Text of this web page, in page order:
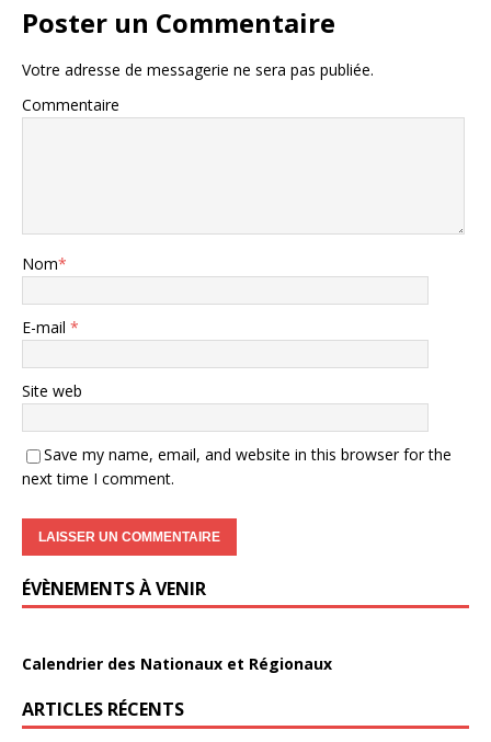
Poster un Commentaire
Votre adresse de messagerie ne sera pas publiée.
Commentaire
Nom*
E-mail *
Site web
Save my name, email, and website in this browser for the
next time I comment.
ÉVÈNEMENTS À VENIR
Calendrier des Nationaux et Régionaux
ARTICLES RÉCENTS